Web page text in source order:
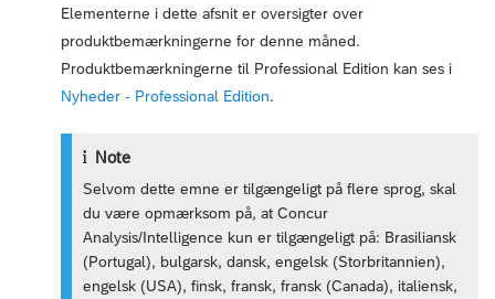
Elementerne i dette afsnit er oversigter over
produktbemærkningerne for denne måned.
Produktbemærkningerne til Professional Edition kan ses i
Nyheder - Professional Edition.
Note
Selvom dette emne er tilgængeligt på flere sprog, skal
du være opmærksom på, at Concur
Analysis/Intelligence kun er tilgængeligt på: Brasiliansk
(Portugal), bulgarsk, dansk, engelsk (Storbritannien),
engelsk (USA), finsk, fransk, fransk (Canada), italiensk,